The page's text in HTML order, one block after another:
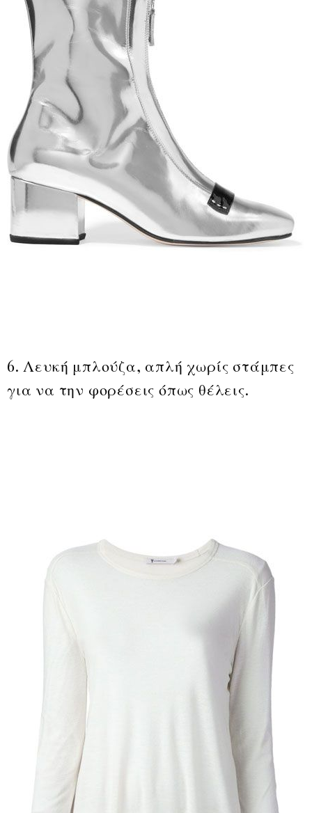
6. Λευκή μπλούζα, απλή χωρίς στάμπες
για να την φορέσεις όπως θέλεις.